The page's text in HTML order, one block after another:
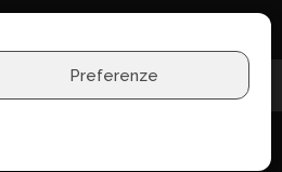
Preferenze